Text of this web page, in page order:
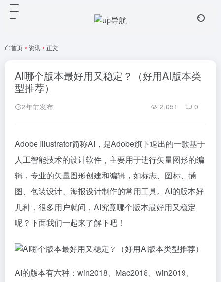
首页 • 资讯 • 正文
AI哪个版本最好用又稳定？（好用AI版本类
型推荐）
2年前发布 2,051 0
Adobe Illustrator简称AI，是Adobe旗下退出的一款基于
人工智能技术的设计软件，主要用于进行矢量图形的编
辑，专业的矢量图形创建和编辑，如标志、图标、插
图、包装设计、海报设计制作的常用工具。AI的版本好
几种，很多用户就问，AI究竟哪个版本最好用又稳定
呢？下面我们一起来了解下吧！
AI的版本有六种：win2018、Mac2018、win2019、